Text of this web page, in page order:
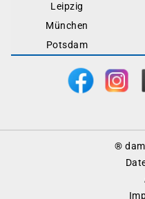
Leipzig
München
Potsdam
®